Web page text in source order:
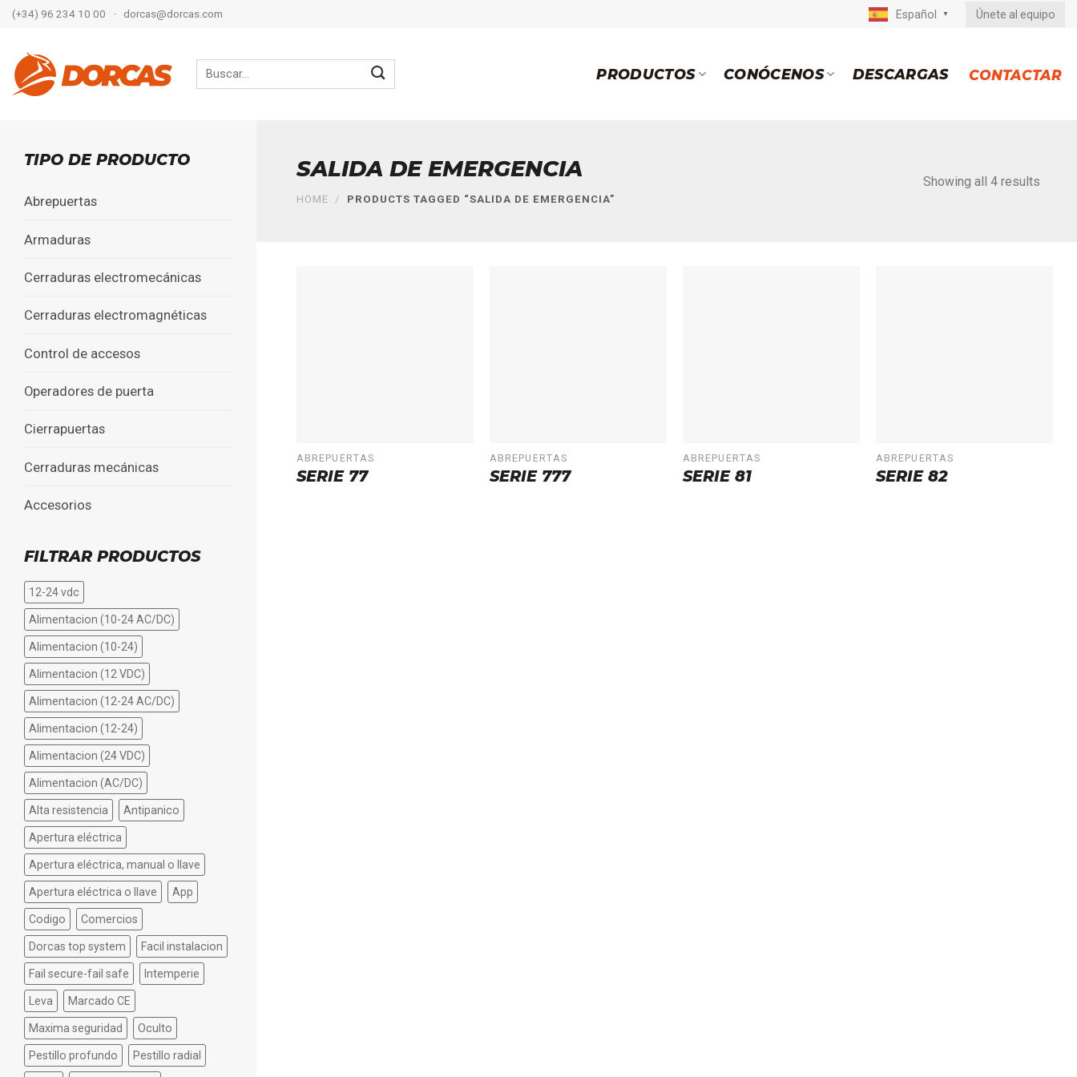
Skip
content
(+34) 96 234 10 00 · dorcas@dorcas.com Español ▼ Únete al equipo
Search
PRODUCTOS CONÓCENOS DESCARGAS CONTACTAR
SALIDA DE EMERGENCIA
HOME / PRODUCTS TAGGED “SALIDA DE EMERGENCIA”
Showing all 4 results
TIPO DE PRODUCTO
Abrepuertas
Armaduras
Cerraduras electromecánicas
Cerraduras electromagnéticas
Control de accesos
Operadores de puerta
Cierrapuertas
Cerraduras mecánicas
Accesorios
FILTRAR PRODUCTOS
12-24 vdc
Alimentacion (10-24 AC/DC)
Alimentacion (10-24)
Alimentacion (12 VDC)
Alimentacion (12-24 AC/DC)
Alimentacion (12-24)
Alimentacion (24 VDC)
Alimentacion (AC/DC)
Alta resistencia Antipanico
Apertura eléctrica
Apertura eléctrica, manual o llave
Apertura eléctrica o llave App
Codigo Comercios
Dorcas top system Facil instalacion
Fail secure-fail safe Intemperie
Leva Marcado CE
Maxima seguridad Oculto
Pestillo profundo Pestillo radial
ABREPUERTAS
SERIE 77
ABREPUERTAS
SERIE 777
ABREPUERTAS
SERIE 81
ABREPUERTAS
SERIE 82